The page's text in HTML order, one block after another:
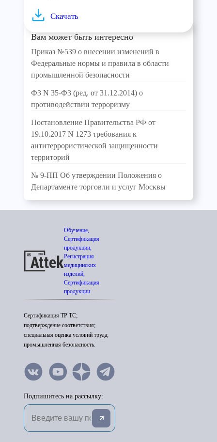
Скачать
Вам может быть интересно
Приказ №539 о внесении изменений в
Федеральные нормы и правила в области
промышленной безопасности
ФЗ N 35-ФЗ (ред. от 31.12.2014) о
противодействии терроризму
Постановление Правительства РФ от
19.10.2017 N 1273 требования к
антитеррористической защищенности
территорий
№ 9-ПП Об утверждении Положения о
Департаменте торговли и услуг Москвы
Обучение,
Сертификация
продукции,
Регистрация
медицинских
изделий,
Сертификация
продукции
Сертификация ТР ТС;
подтверждение соответствия;
специальная оценка условий труда;
промышленная безопасность.
Подпишитесь на рассылку: